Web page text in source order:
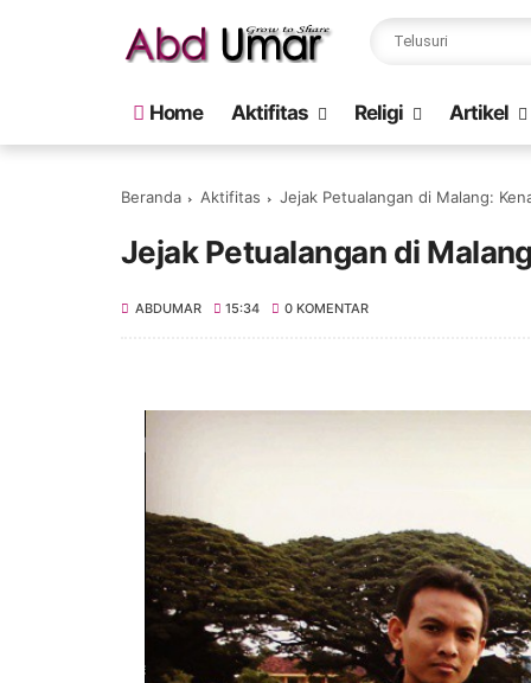
Home Aktifitas Religi Artikel
Beranda Aktifitas Jejak Petualangan di Malang:
Jejak Petualangan di
ABDUMAR 15:34 0 KOMENTAR